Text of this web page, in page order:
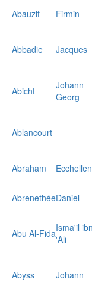
Abauzit
Firmin
Abbadie
Jacques
Abicht
Johann
Georg
Ablancourt
Abraham
AbrenethéeDaniel
Abu Al-FidaIsma'il
'Ali
Abyss
Johann